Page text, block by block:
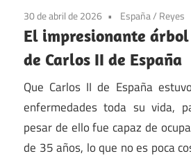
30 de abril de 2026 España/ Reyes
El impresionante
de Carlos II de España
Que Carlos II de España
enfermedades toda su vida,
pesar de ello fue capaz de
de 35 años, lo que no es poca